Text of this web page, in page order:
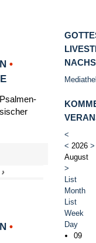
•
›
•
<
< 2026 >
August
>
List
Month
List
Week
Day
09